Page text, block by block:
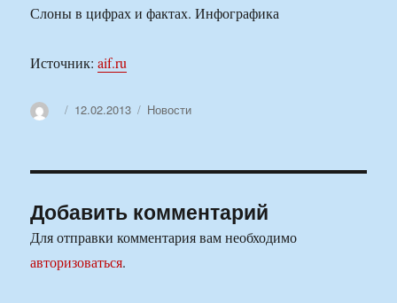
Слоны в цифрах и фактах. Инфографика
Источник:aif.ru
АвторОпубликовано
12.02.2013 Рубрики
Новости
Добавить комментарий
Для отправки комментария вам необходимо
авторизоваться.